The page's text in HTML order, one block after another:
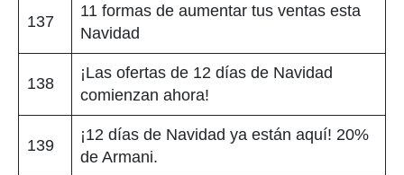
137
11 formas de aumentar tus ventas esta
Navidad
138
¡Las ofertas de 12 días de Navidad
comienzan ahora!
139
¡12 días de Navidad ya están aquí! 20%
de Armani.